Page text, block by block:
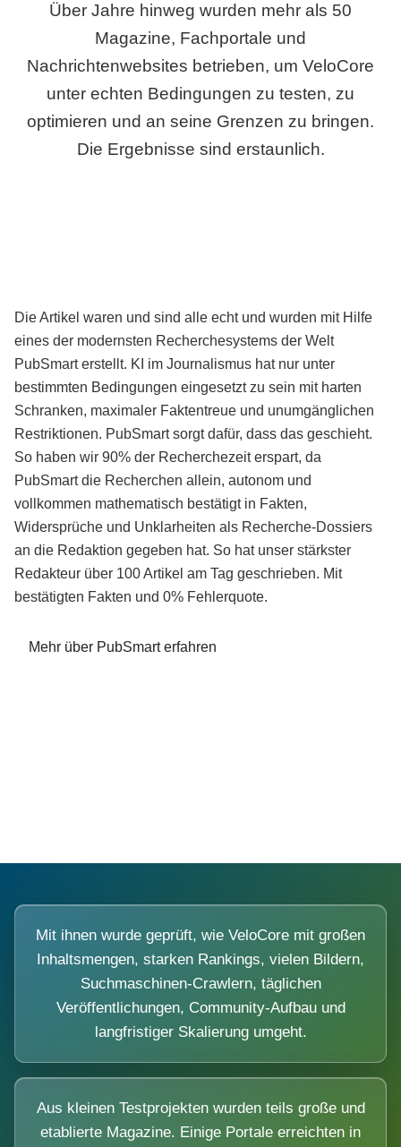
Über Jahre hinweg wurden mehr als 50
Magazine, Fachportale und
Nachrichtenwebsites betrieben, um VeloCore
unter echten Bedingungen zu testen, zu
optimieren und an seine Grenzen zu bringen.
Die Ergebnisse sind erstaunlich.
Die Artikel waren und sind alle echt und wurden mit Hilfe
eines der modernsten Recherchesystems der Welt
PubSmart erstellt. KI im Journalismus hat nur unter
bestimmten Bedingungen eingesetzt zu sein mit harten
Schranken, maximaler Faktentreue und unumgänglichen
Restriktionen. PubSmart sorgt dafür, dass das geschieht.
So haben wir 90% der Recherchezeit erspart, da
PubSmart die Recherchen allein, autonom und
vollkommen mathematisch bestätigt in Fakten,
Widersprüche und Unklarheiten als Recherche-Dossiers
an die Redaktion gegeben hat. So hat unser stärkster
Redakteur über 100 Artikel am Tag geschrieben. Mit
bestätigten Fakten und 0% Fehlerquote.
Mehr über PubSmart erfahren
Mit ihnen wurde geprüft, wie VeloCore mit großen
Inhaltsmengen, starken Rankings, vielen Bildern,
Suchmaschinen-Crawlern, täglichen
Veröffentlichungen, Community-Aufbau und
langfristiger Skalierung umgeht.
Aus kleinen Testprojekten wurden teils große und
etablierte Magazine. Einige Portale erreichten in